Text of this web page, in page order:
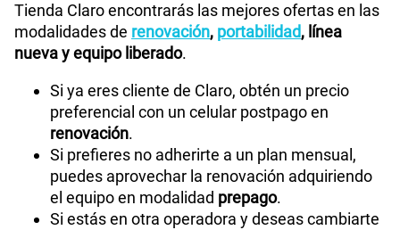
Tienda Claro encontrarás las mejores ofertas en las
modalidades de renovación, portabilidad, línea
nueva y equipo liberado.
Si ya eres cliente de Claro, obtén un precio
preferencial con un celular postpago en
renovación.
Si prefieres no adherirte a un plan mensual,
puedes aprovechar la renovación adquiriendo
el equipo en modalidad prepago.
Si estás en otra operadora y deseas cambiarte